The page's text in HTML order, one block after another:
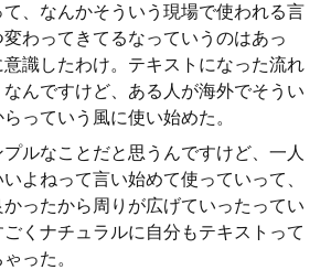
、なんかそういう現場で使われる言
わってきてるなっていうのはあっ
識したわけ。テキストになった流れ
んですけど、ある人が海外でそうい
っていう風に使い始めた。
ルなことだと思うんですけど、一人
よねって言い始めて使っていって、
ったから周りが広げていったってい
くナチュラルに自分もテキストって
った。